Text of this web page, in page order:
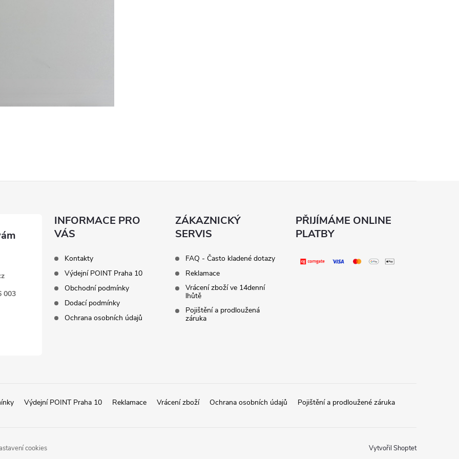
003
INFORMACE PRO
VÁS
Kontakty
Výdejní POINT Praha 10
Obchodní podmínky
Dodací podmínky
Ochrana osobních údajů
ZÁKAZNICKÝ
SERVIS
FAQ - Často kladené dotazy
Reklamace
Vrácení zboží ve 14denní
lhůtě
Pojištění a prodloužená
záruka
PŘIJÍMÁME ONLINE
PLATBY
Výdejní POINT Praha 10 Reklamace Vrácení zboží Ochrana osobních údajů Pojištění a prodloužené záruka
Vytvořil Shoptet
cookies